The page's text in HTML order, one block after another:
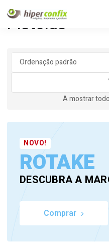
Pistolas
A mostrar
NOVO!
ROTAKE
DESCUBRA A
Comprar